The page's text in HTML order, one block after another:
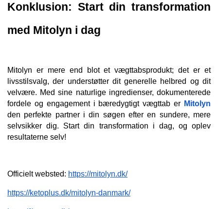
Konklusion: Start din transformation
med Mitolyn i dag
Mitolyn er mere end blot et vægttabsprodukt; det er et
livsstilsvalg, der understøtter dit generelle helbred og dit
velvære. Med sine naturlige ingredienser, dokumenterede
fordele og engagement i bæredygtigt vægttab er Mitolyn
den perfekte partner i din søgen efter en sundere, mere
selvsikker dig. Start din transformation i dag, og oplev
resultaterne selv!
Officielt websted: https://mitolyn.dk/
https://ketoplus.dk/mitolyn-danmark/